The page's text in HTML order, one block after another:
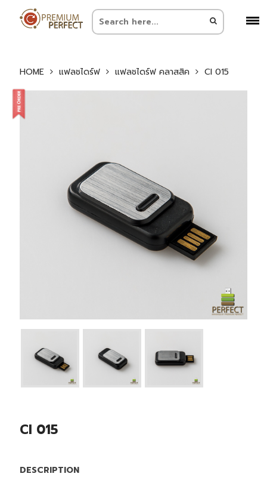
HOME แฟลชไดร์ฟ แฟลชไดร์ฟ คลาสสิค CI 015
CI 015
DESCRIPTION